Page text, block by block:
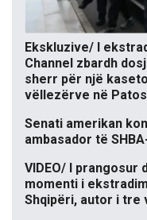
Ekskluzive/ I
Channel zbardh
sherr për një
vëllezërve në Patos
Senati amerikan
ambasador të
VIDEO/ I prangosur
momenti i
Shqipëri, autor i tre